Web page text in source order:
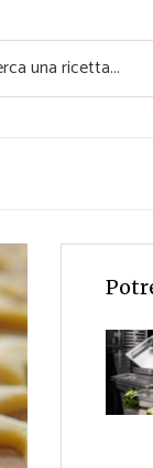
Veloci
Super Alimenti
Ricette